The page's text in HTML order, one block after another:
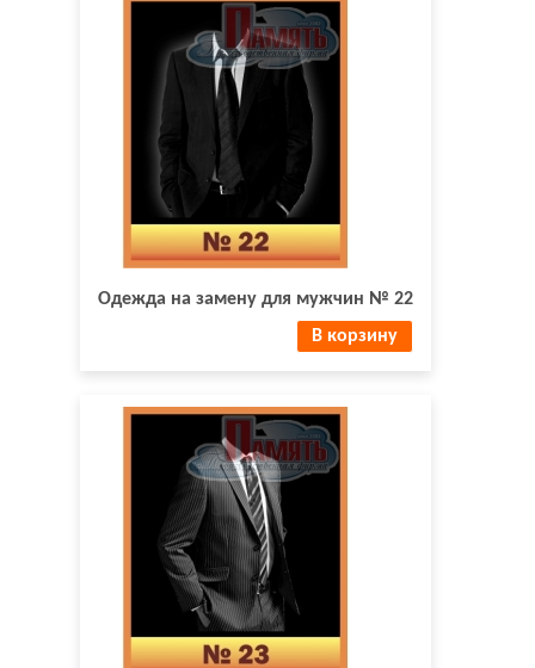
Одежда на замену для мужчин № 22
В корзину